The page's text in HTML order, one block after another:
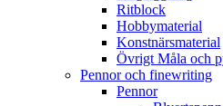
Ritblock
Hobbymaterial
Konstnärsmaterial
Övrigt Måla och
Pennor och finewriting
Pennor